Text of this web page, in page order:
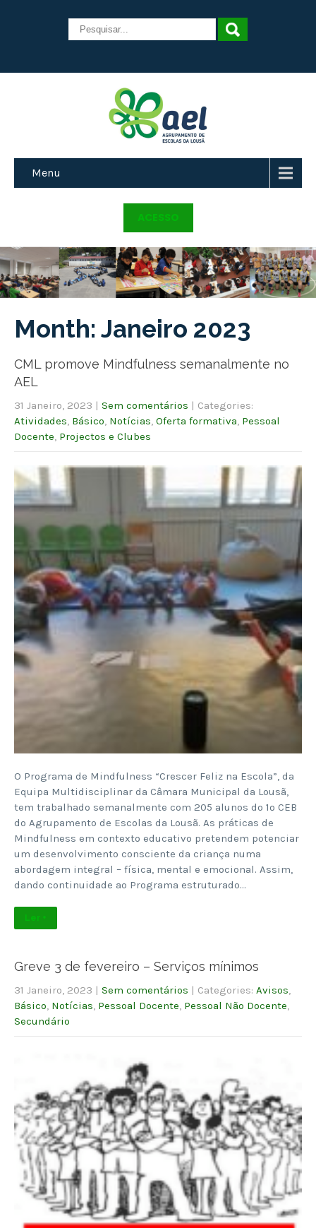
Menu
ACESSO
Month: Janeiro 2023
CML promove Mindfulness semanalmente no
AEL
31 Janeiro, 2023 | Sem comentários | Categories:
Atividades Básico Notícias Oferta formativa Pessoal
Docente Projectos e Clubes
O Programa de Mindfulness “Crescer Feliz na Escola”, da
Equipa Multidisciplinar da Câmara Municipal da Lousã,
tem trabalhado semanalmente com 205 alunos do 1º CEB
do Agrupamento de Escolas da Lousã. As práticas de
Mindfulness em contexto educativo pretendem potenciar
um desenvolvimento consciente da criança numa
abordagem integral – física, mental e emocional. Assim,
dando continuidade ao Programa estruturado…
Ler +
Greve 3 de fevereiro – Serviços mínimos
31 Janeiro, 2023 | Sem comentários | Categories: Avisos
Básico Notícias Pessoal Docente Pessoal Não Docente
Secundário